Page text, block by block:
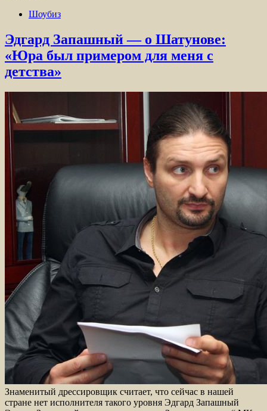
Шоубиз
Эдгард Запашный — о Шатунове:
«Юра был примером для меня с
детства»
Знаменитый дрессировщик считает, что сейчас в нашей
стране нет исполнителя такого уровня Эдгард Запашный